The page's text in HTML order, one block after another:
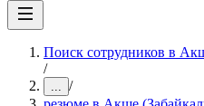
Поиск сотрудников в
/
... /